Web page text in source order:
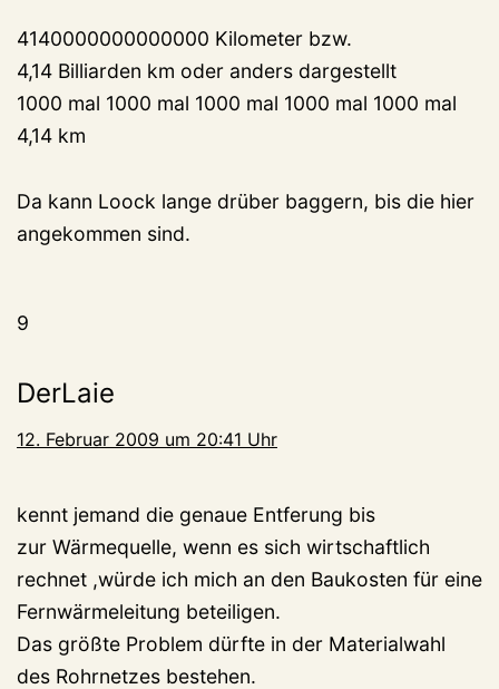
4140000000000000 Kilometer bzw.
4,14 Billiarden km oder anders dargestellt
1000 mal 1000 mal 1000 mal 1000 mal 1000 mal
4,14 km
Da kann Loock lange drüber baggern, bis die hier
angekommen sind.
9
DerLaie
12. Februar 2009 um 20:41 Uhr
kennt jemand die genaue Entferung bis
zur Wärmequelle, wenn es sich wirtschaftlich
rechnet ,würde ich mich an den Baukosten für eine
Fernwärmeleitung beteiligen.
Das größte Problem dürfte in der Materialwahl
des Rohrnetzes bestehen.